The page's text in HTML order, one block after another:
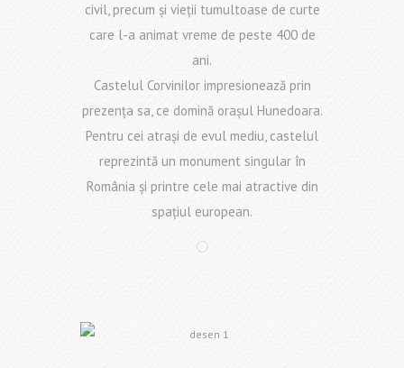
civil, precum şi vieţii tumultoase de curte
care l-a animat vreme de peste 400 de
ani.
Castelul Corvinilor impresionează prin
prezenţa sa, ce domină oraşul Hunedoara.
Pentru cei atraşi de evul mediu, castelul
reprezintă un monument singular în
România şi printre cele mai atractive din
spaţiul european.